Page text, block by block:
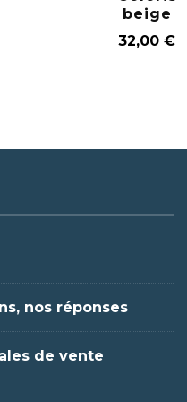
beige
32,00€
nos réponses
de vente